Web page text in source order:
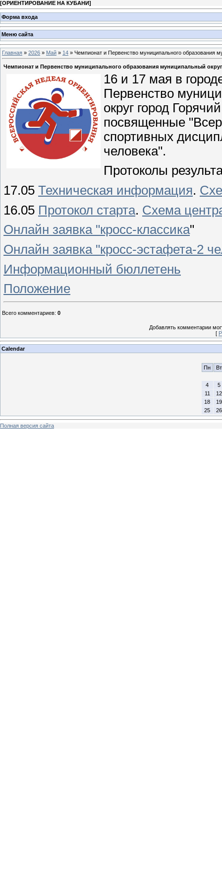
[ОРИЕНТИРОВАНИЕ НА КУБАНИ]
Форма входа
Меню сайта
Главная » 2026 » Май » 14 » Чемпионат и Первенство муниципального образования
Чемпионат и Первенство муниципального образования муниципальный
16 и 17 мая в
Первенство
округ город
посвященные
спортивных
человека".
Протоколы
17.05 Техническая информация.
16.05 Протокол старта. Схема
Онлайн заявка "кросс-классика"
Онлайн заявка "кросс-эстафета-2
Информационный бюллетень
Положение
Всего комментариев: 0
Добавлять комментарии
[
Calendar
Пн Вт
4
5
11
12
18
19
25
26
Полная версия сайта